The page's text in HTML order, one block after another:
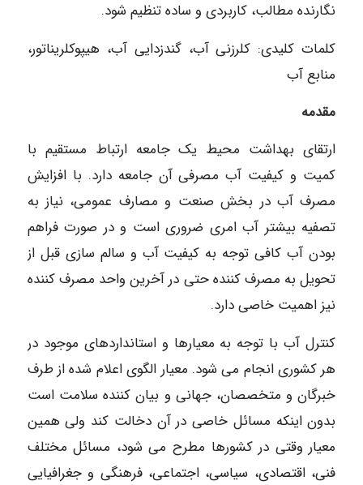
نگارنده مطالب، کاربردی و ساده تنظیم شود.
کلمات کلیدی: کلرزنی آب، گندزدایی آب، هیپوکلریناتور،
منابع آب
مقدمه
ارتقای بهداشت محیط یک جامعه ارتباط مستقیم با
کمیت و کیفیت آب مصرفی آن جامعه دارد. با افزایش
مصرف آب در بخش صنعت و مصارف عمومی، نیاز به
تصفیه بیشتر آب امری ضروری است و در صورت فراهم
بودن آب کافی توجه به کیفیت آب و سالم سازی قبل از
تحویل به مصرف کننده حتی در آخرین واحد مصرف کننده
نیز اهمیت خاصی دارد.
کنترل آب با توجه به معیارها و استانداردهای موجود در
هر کشوری انجام می شود. معیار الگوی اعلام شده از طرف
خبرگان و متخصصان، جهانی و بیان کننده سلامت است
بدون اینکه مسائل خاصی در آن دخالت کند ولی همین
معیار وقتی در کشورها مطرح می شود، مسائل مختلف
فنی، اقتصادی، سیاسی، اجتماعی، فرهنگی و جغرافیایی